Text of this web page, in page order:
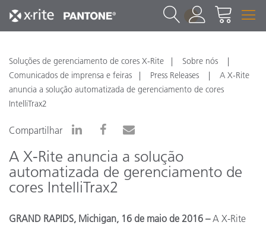
1
Soluções de gerenciamento de cores X-Rite
Sobre nós
Comunicados de imprensa e feiras
Press Releases
A X-Rite
anuncia a solução automatizada de gerenciamento de cores
IntelliTrax2
Compartilhar
A X-Rite anuncia a solução
automatizada de gerenciamento de
cores IntelliTrax2
GRAND RAPIDS, Michigan, 16 de maio de 2016 –A X-Rite